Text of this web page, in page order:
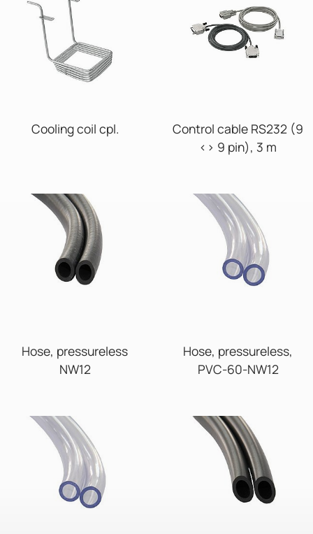
Cooling coil cpl.
Control cable RS232 (9
<> 9 pin), 3 m
Hose, pressureless
NW12
Hose, pressureless,
PVC-60-NW12